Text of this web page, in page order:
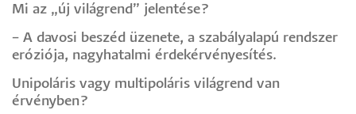
Mi az „új világrend” jelentése?
– A davosi beszéd üzenete, a szabályalapú rendszer
eróziója, nagyhatalmi érdekérvényesítés.
Unipoláris vagy multipoláris világrend van
érvényben?